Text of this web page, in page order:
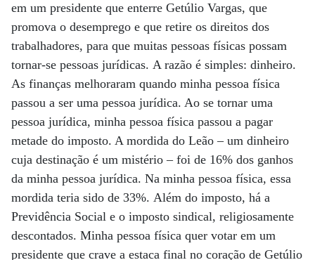
em um presidente que enterre Getúlio Vargas, que
promova o desemprego e que retire os direitos dos
trabalhadores, para que muitas pessoas físicas possam
tornar-se pessoas jurídicas. A razão é simples: dinheiro.
As finanças melhoraram quando minha pessoa física
passou a ser uma pessoa jurídica. Ao se tornar uma
pessoa jurídica, minha pessoa física passou a pagar
metade do imposto. A mordida do Leão – um dinheiro
cuja destinação é um mistério – foi de 16% dos ganhos
da minha pessoa jurídica. Na minha pessoa física, essa
mordida teria sido de 33%. Além do imposto, há a
Previdência Social e o imposto sindical, religiosamente
descontados. Minha pessoa física quer votar em um
presidente que crave a estaca final no coração de Getúlio